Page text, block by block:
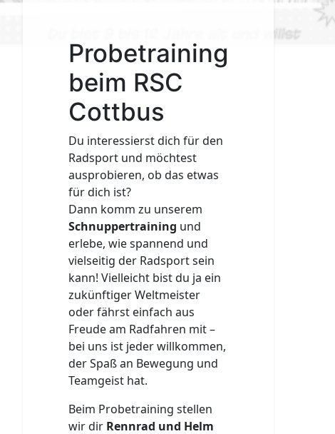
Probetraining
beim RSC
Cottbus
Du interessierst dich für den
Radsport und möchtest
ausprobieren, ob das etwas
für dich ist?
Dann komm zu unserem
Schnuppertraining und
erlebe, wie spannend und
vielseitig der Radsport sein
kann! Vielleicht bist du ja ein
zukünftiger Weltmeister
oder fährst einfach aus
Freude am Radfahren mit –
bei uns ist jeder willkommen,
der Spaß an Bewegung und
Teamgeist hat.
Beim Probetraining stellen
wir dir Rennrad und Helm